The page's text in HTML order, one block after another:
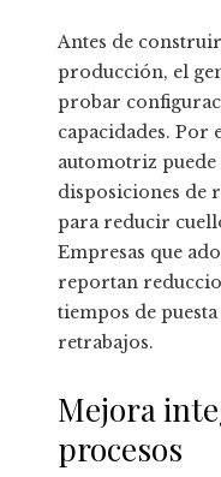
Antes de
producción, el
probar
capacidades. Por
automotriz
disposiciones de
para reducir
Empresas que
reportan
tiempos de
retrabajos.
Mejora
procesos